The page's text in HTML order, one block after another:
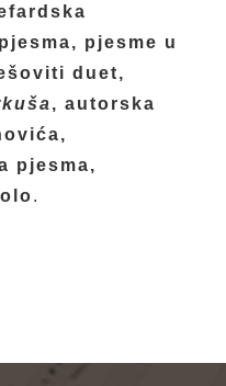
pjesme u
duet,
, autorska
pjesma,
.